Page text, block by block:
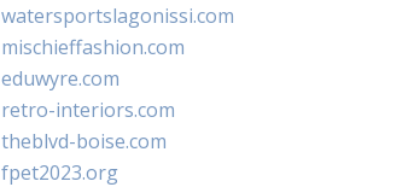
watersportslagonissi.com
mischieffashion.com
eduwyre.com
retro-interiors.com
theblvd-boise.com
fpet2023.org